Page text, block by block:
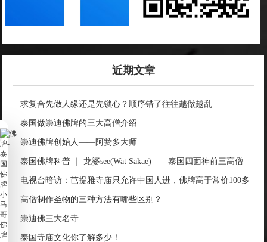
近期文章
求复合先做人缘还是先锁心？顺序错了往往越做越乱
泰国做崇迪佛牌的三大高僧介绍
崇迪佛牌创始人——阿赞多大师
泰国佛牌科普 ｜ 龙婆see(Wat Sakae)——泰国四面神前三高僧
电视台暗访：芭提雅寺庙只允许中国人进，佛牌高于常价100多
倍！
高僧制作圣物的三种方法有哪些区别？
崇迪佛三大名寺
泰国寺庙文化你了解多少！